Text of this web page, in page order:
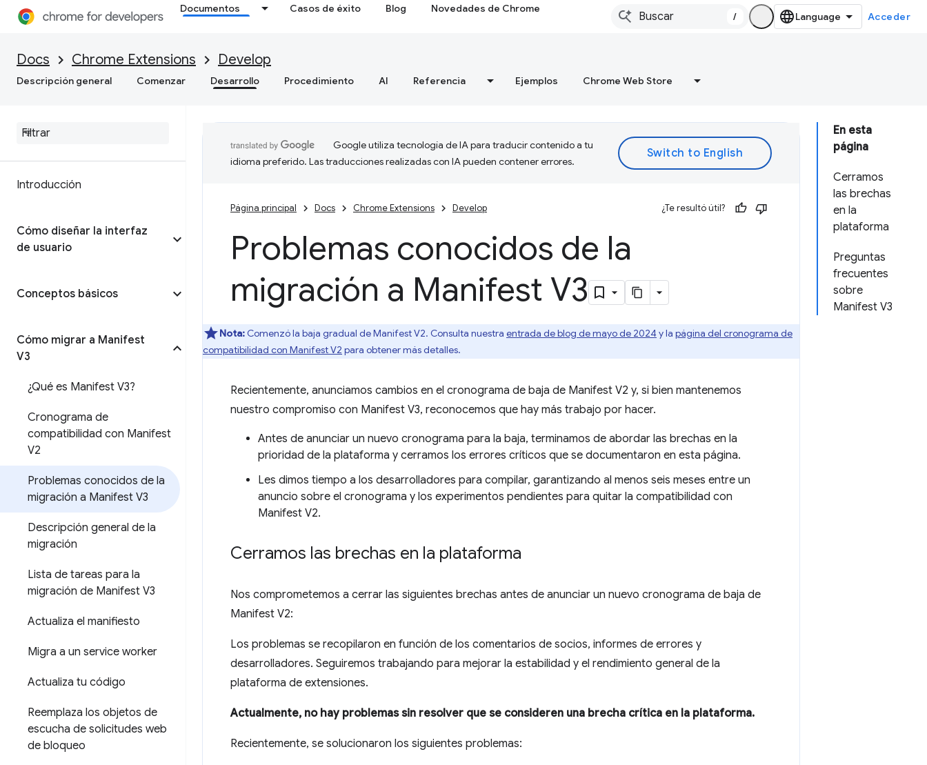
Documentos Casos de éxito Blog Novedades de Chrome
/ Acceder
Docs Chrome Extensions Develop
Descripción general Comenzar Desarrollo Procedimiento AI Referencia Ejemplos Chrome Web Store
Introducción
Cómo diseñar la interfaz
de usuario
Conceptos básicos
Cómo migrar a Manifest
V3
¿Qué es Manifest V3?
Cronograma de
compatibilidad con Manifest
V2
Problemas conocidos de la
migración a Manifest V3
Descripción general de la
migración
Lista de tareas para la
migración de Manifest V3
Actualiza el manifiesto
Migra a un service worker
Actualiza tu código
Reemplaza los objetos de
escucha de solicitudes web
de bloqueo
En esta
página
Cerramos
las brechas
en la
plataforma
Preguntas
frecuentes
sobre
Manifest V3
Google utiliza tecnología de IA para traducir contenido a tu
idioma preferido. Las traducciones realizadas con IA pueden contener errores.
Página principal Docs Chrome Extensions Develop ¿Te resultó útil?
Problemas conocidos de la
migración a Manifest V3
Nota: Comenzó la baja gradual de Manifest V2. Consulta nuestra entrada de blog de mayo de 2024y la página del cronograma de
compatibilidad con Manifest V2 para obtener más detalles.
Recientemente, anunciamos cambios en el cronograma de baja de Manifest V2 y, si bien mantenemos
nuestro compromiso con Manifest V3, reconocemos que hay más trabajo por hacer.
Antes de anunciar un nuevo cronograma para la baja, terminamos de abordar las brechas en la
prioridad de la plataforma y cerramos los errores críticos que se documentaron en esta página.
Les dimos tiempo a los desarrolladores para compilar, garantizando al menos seis meses entre un
anuncio sobre el cronograma y los experimentos pendientes para quitar la compatibilidad con
Manifest V2.
Cerramos las brechas en la plataforma
Nos comprometemos a cerrar las siguientes brechas antes de anunciar un nuevo cronograma de baja de
Manifest V2:
Los problemas se recopilaron en función de los comentarios de socios, informes de errores y
desarrolladores. Seguiremos trabajando para mejorar la estabilidad y el rendimiento general de la
plataforma de extensiones.
Actualmente, no hay problemas sin resolver que se consideren una brecha crítica en la plataforma.
Recientemente, se solucionaron los siguientes problemas: